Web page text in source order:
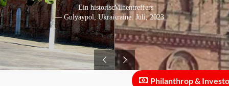
Spuren eines Minentreffers
— Gulyaypol, Ukraine: Juli, 2023
Ein historisches Gebäude
— Gulyaypol, Ukraine: September, 2019
Philanthrop & Investor